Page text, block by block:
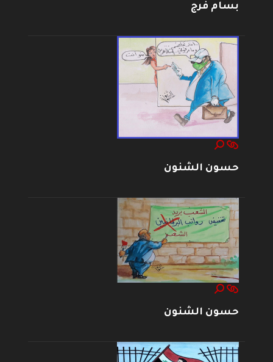
بسام فرج
حسون الشنون
حسون الشنون